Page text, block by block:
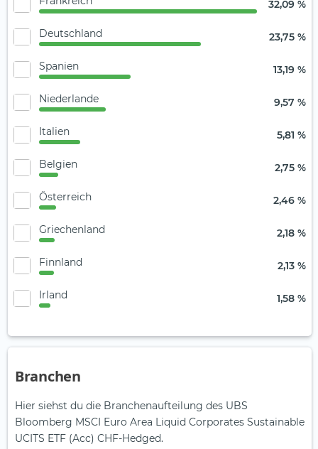
32,09 %
Deutschland 23,75 %
Spanien 13,19 %
Niederlande 9,57 %
Italien 5,81 %
Belgien 2,75 %
Österreich 2,46 %
Griechenland 2,18 %
Finnland 2,13 %
Irland 1,58 %
Branchen
Hier siehst du die Branchenaufteilung des UBS
Bloomberg MSCI Euro Area Liquid Corporates Sustainable
UCITS ETF (Acc) CHF-Hedged.